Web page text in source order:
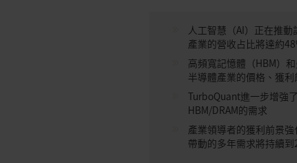
人工智慧（AI）正在推
產業的營收占比將達約
高頻寬記憶體（HBM）
半導體產業的價格、獲
TurboQuant進一步增強
HBM/DRAM的需求
產業領導者的獲利前景
帶動的多年需求將持續